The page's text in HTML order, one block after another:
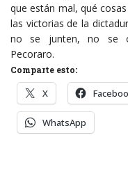
que están mal, qué
las victorias de la
no se junten, no se
Pecoraro.
Comparte esto:
X
WhatsApp